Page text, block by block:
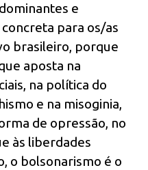
e
para os/as
brasileiro, porque
aposta na
na política do
e na misoginia,
de opressão, no
às liberdades
o bolsonarismo é o